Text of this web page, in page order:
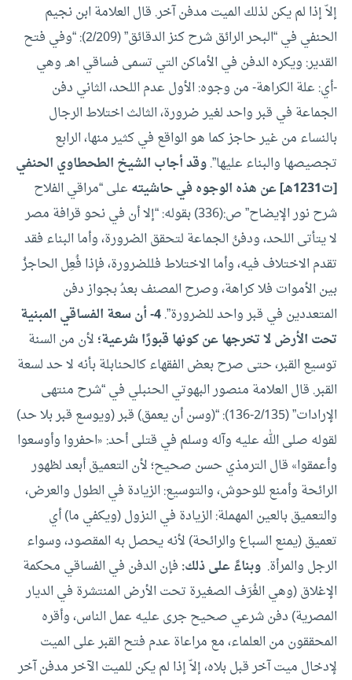
إلاّ إذا لم يكن لذلك الميت مدفن آخر. قال العلامة ابن نجيم
الحنفي في “البحر الرائق شرح كنز الدقائق” (2/209): “وفي فتح
القدير: ويكره الدفن في الأماكن التي تسمى فساقي اهـ. وهي
-أي: علة الكراهة- من وجوه: الأول عدم اللحد، الثاني دفن
الجماعة في قبر واحد لغير ضرورة، الثالث اختلاط الرجال
بالنساء من غير حاجز كما هو الواقع في كثير منها، الرابع
تجصيصها والبناء عليها”.وقد أجاب الشيخ الطحطاوي الحنفي
[ت1231هـ] عن هذه الوجوه في حاشيته
على “مراقي الفلاح
شرح نور الإيضاح” ص:(336) بقوله: “إلا أن في نحو قرافة مصر
لا يتأتى اللحد، ودفنُ الجماعة لتحقق الضرورة، وأما البناء فقد
تقدم الاختلاف فيه، وأما الاختلاط فللضرورة، فإذا فُعِل الحاجزُ
بين الأموات فلا كراهة، وصرح المصنف بعدُ بجواز دفن
المتعددين في قبر واحد للضرورة”. 4- أن سعة الفساقي المبنية
تحت الأرض لا تخرجها عن كونها قبورًا شرعية؛ لأن من السنة
توسيع القبر، حتى صرح بعض الفقهاء كالحنابلة بأنه لا حد لسعة
القبر. قال العلامة منصور البهوتي الحنبلي في “شرح منتهى
الإرادات” (2/135-136): “(وسن أن يعمق) قبر (ويوسع قبر بلا حد)
لقوله صلى الله عليه وآله وسلم في قتلى أحد: «احفروا وأوسعوا
وأعمقوا» قال الترمذي حسن صحيح؛ لأن التعميق أبعد لظهور
الرائحة وأمنع للوحوش، والتوسيع: الزيادة في الطول والعرض،
والتعميق بالعين المهملة: الزيادة في النزول (ويكفي ما) أي
تعميق (يمنع السباع والرائحة) لأنه يحصل به المقصود، وسواء
الرجل والمرأة. وبناءً على ذلك: فإن الدفن في الفساقي محكمة
الإغلاق (وهي الغُرَف الصغيرة تحت الأرض المنتشرة في الديار
المصرية) دفن شرعي صحيح جرى عليه عمل الناس، وأقره
المحققون من العلماء، مع مراعاة عدم فتح القبر على الميت
لإدخال ميت آخر قبل بلاه، إلاّ إذا لم يكن للميت الآخر مدفن آخر